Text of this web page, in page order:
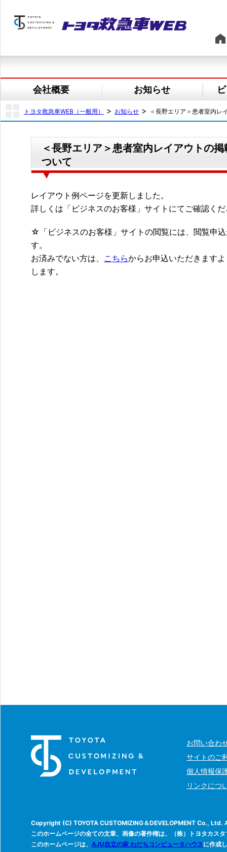
会社概要 お知らせ
トヨタ救急車WEB（一般用） > お知らせ > ＜長野エリア＞患者室内レ
＜長野エリア＞患者室内レイアウトの掲
ついて
レイアウト例ページを更新しました。
詳しくは「ビジネスのお客様」サイトにてご確認く
☆「ビジネスのお客様」サイトの閲覧には、閲覧申
す。
お済みでない方は、 こちらからお申込いただきます
します。
お問い合わ
サイトのご
個人情報保
リンクにつ
Copyright (C) TOYOTA CUSTOMIZING＆DEVELOPMENT Co.,
このホームページの全ての文章、画像の著作権は、（株）トヨタカス
このホームページは、 AJU自立の家 わだちコンピュータハウスに作成